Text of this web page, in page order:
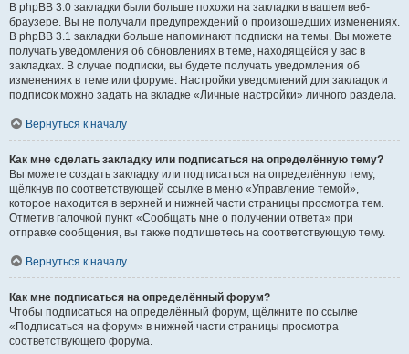
В phpBB 3.0 закладки были больше похожи на закладки в вашем веб-
браузере. Вы не получали предупреждений о произошедших изменениях.
В phpBB 3.1 закладки больше напоминают подписки на темы. Вы можете
получать уведомления об обновлениях в теме, находящейся у вас в
закладках. В случае подписки, вы будете получать уведомления об
изменениях в теме или форуме. Настройки уведомлений для закладок и
подписок можно задать на вкладке «Личные настройки» личного раздела.
Вернуться к началу
Как мне сделать закладку или подписаться на определённую тему?
Вы можете создать закладку или подписаться на определённую тему,
щёлкнув по соответствующей ссылке в меню «Управление темой»,
которое находится в верхней и нижней части страницы просмотра тем.
Отметив галочкой пункт «Сообщать мне о получении ответа» при
отправке сообщения, вы также подпишетесь на соответствующую тему.
Вернуться к началу
Как мне подписаться на определённый форум?
Чтобы подписаться на определённый форум, щёлкните по ссылке
«Подписаться на форум» в нижней части страницы просмотра
соответствующего форума.